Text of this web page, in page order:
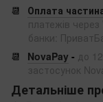
📆
Оплата
платежів
банки:
📆
NovaPay - до
застосунок
Детальніше